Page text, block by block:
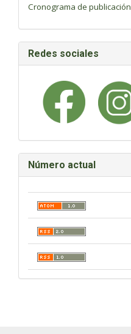
Cronograma de publicación
Redes sociales
Número actual